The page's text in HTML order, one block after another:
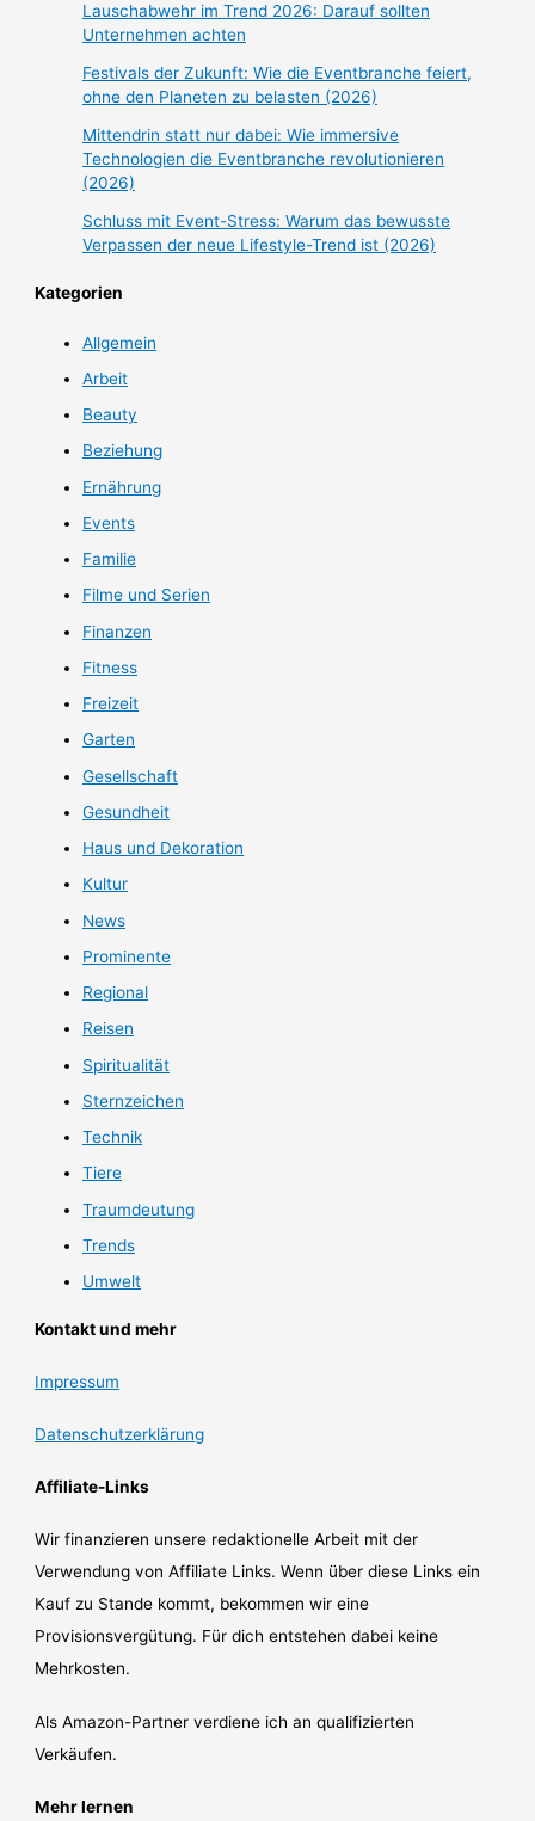
Lauschabwehr im Trend 2026: Darauf sollten
Unternehmen achten
Festivals der Zukunft: Wie die Eventbranche feiert,
ohne den Planeten zu belasten (2026)
Mittendrin statt nur dabei: Wie immersive
Technologien die Eventbranche revolutionieren
(2026)
Schluss mit Event-Stress: Warum das bewusste
Verpassen der neue Lifestyle-Trend ist (2026)
Kategorien
Allgemein
Arbeit
Beauty
Beziehung
Ernährung
Events
Familie
Filme und Serien
Finanzen
Fitness
Freizeit
Garten
Gesellschaft
Gesundheit
Haus und Dekoration
Kultur
News
Prominente
Regional
Reisen
Spiritualität
Sternzeichen
Technik
Tiere
Traumdeutung
Trends
Umwelt
Kontakt und mehr
Impressum
Datenschutzerklärung
Affiliate-Links
Wir finanzieren unsere redaktionelle Arbeit mit der
Verwendung von Affiliate Links. Wenn über diese Links ein
Kauf zu Stande kommt, bekommen wir eine
Provisionsvergütung. Für dich entstehen dabei keine
Mehrkosten.
Als Amazon-Partner verdiene ich an qualifizierten
Verkäufen.
Mehr lernen